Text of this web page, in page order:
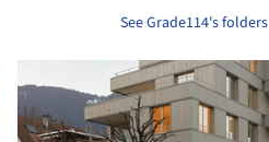
See Grade114's folders